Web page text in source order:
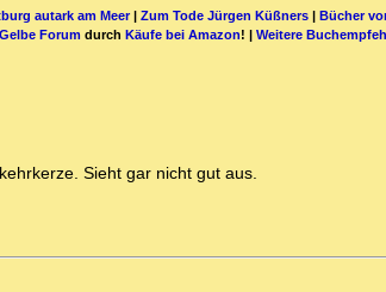
autark am Meer| Zum Tode Jürgen Küßners| Bücher
Forum durch Käufe bei Amazon! | Weitere
Sieht gar nicht gut aus.